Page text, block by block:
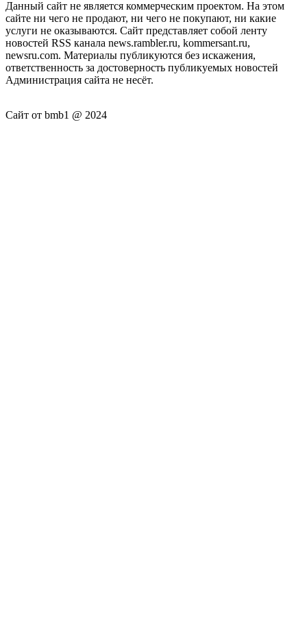
Данный сайт не является коммерческим проектом. На этом
сайте ни чего не продают, ни чего не покупают, ни какие
услуги не оказываются. Сайт представляет собой ленту
новостей RSS канала news.rambler.ru, kommersant.ru,
newsru.com. Материалы публикуются без искажения,
ответственность за достоверность публикуемых новостей
Администрация сайта не несёт.
Сайт от bmb1 @ 2024